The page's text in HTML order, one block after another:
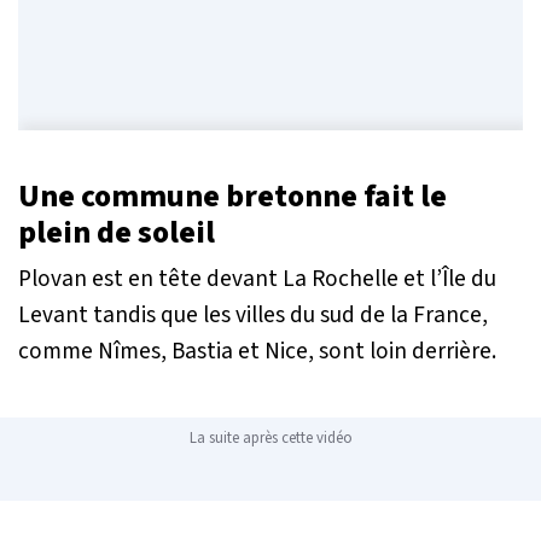
Une commune bretonne fait le
plein de soleil
Plovan est en tête devant La Rochelle et l’Île du
Levant tandis que les villes du sud de la France,
comme Nîmes, Bastia et Nice, sont loin derrière.
La suite après cette vidéo